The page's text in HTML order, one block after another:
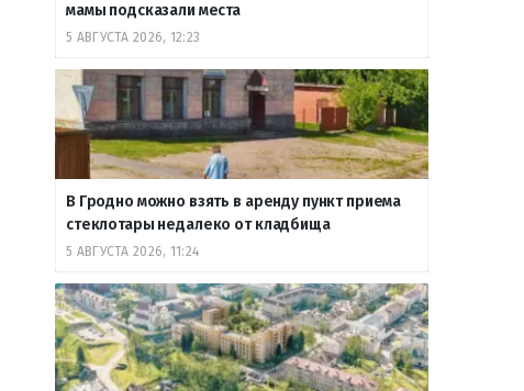
мамы подсказали места
5 АВГУСТА 2026, 12:23
В Гродно можно взять в аренду пункт приема
стеклотары недалеко от кладбища
5 АВГУСТА 2026, 11:24